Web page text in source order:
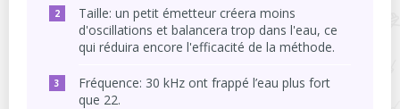
Taille: un petit émetteur créera moins
d'oscillations et balancera trop dans l'eau, ce
qui réduira encore l'efficacité de la méthode.
Fréquence: 30 kHz ont frappé l’eau plus fort
que 22.